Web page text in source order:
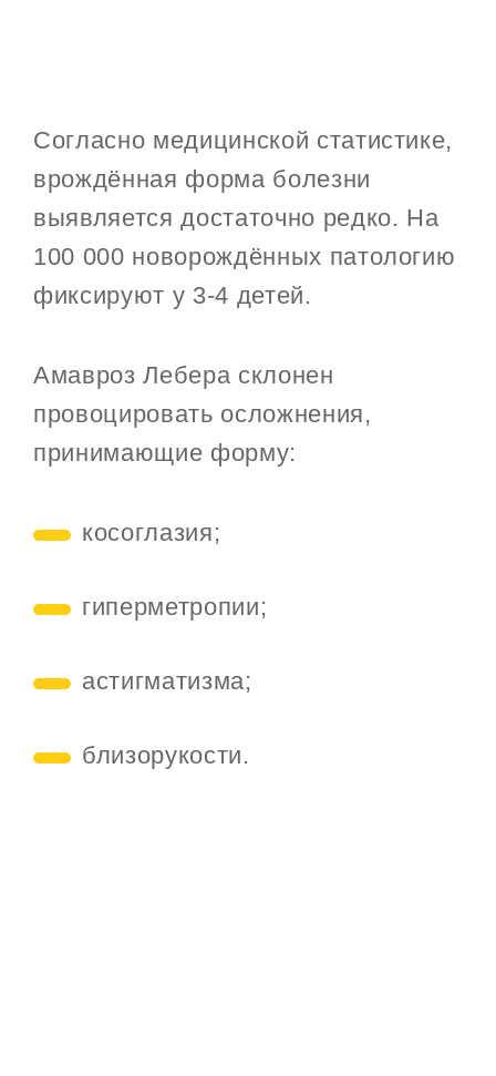
Согласно медицинской статистике,
врождённая форма болезни
выявляется достаточно редко. На
100 000 новорождённых патологию
фиксируют у 3-4 детей.
Амавроз Лебера склонен
провоцировать осложнения,
принимающие форму:
косоглазия;
гиперметропии;
астигматизма;
близорукости.